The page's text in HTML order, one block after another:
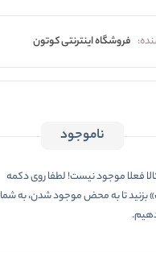
فروشگاه اینترنتی کوتون
ناموجود
فعلا موجود نیست! لطفا روی دکمه
بزنید تا به محض موجود شدن، به شما